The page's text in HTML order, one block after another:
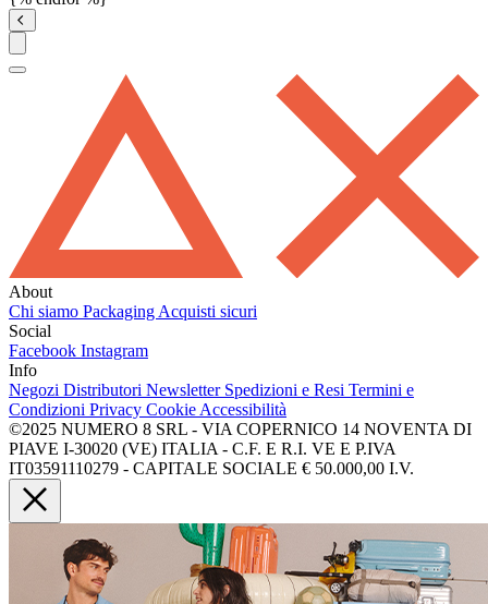
About
Chi siamo Packaging Acquisti sicuri
Social
Facebook Instagram
Info
Negozi Distributori Newsletter Spedizioni e Resi Termini e
Condizioni Privacy Cookie Accessibilità
©2025 NUMERO 8 SRL - VIA COPERNICO 14 NOVENTA DI
PIAVE I-30020 (VE) ITALIA - C.F. E R.I. VE E P.IVA
IT03591110279 - CAPITALE SOCIALE € 50.000,00 I.V.